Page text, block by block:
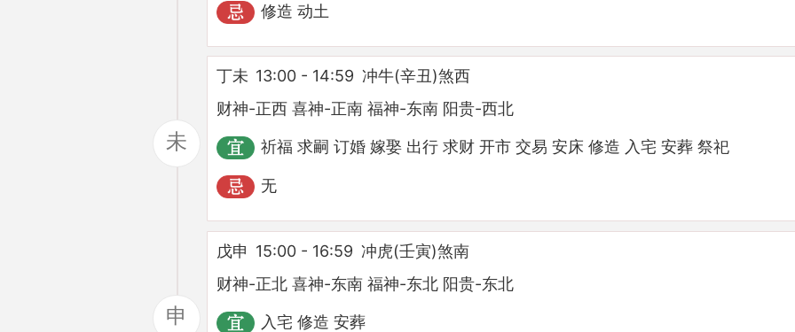
修造 动土
未
丁未 13:00 - 14:59 冲牛(辛丑)煞西
财神-正西 喜神-正南 福神-东南 阳贵-西北
祈福 求嗣 订婚 嫁娶 出行 求财 开市 交易 安床 修造 入宅 安葬 祭祀
无
申
戊申 15:00 - 16:59 冲虎(壬寅)煞南
财神-正北 喜神-东南 福神-东北 阳贵-东北
入宅 修造 安葬